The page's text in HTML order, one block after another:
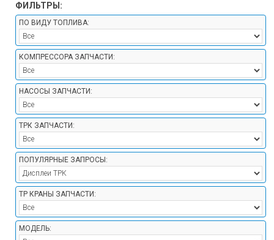
ФИЛЬТРЫ:
ПО ВИДУ ТОПЛИВА:
КОМПРЕССОРА ЗАПЧАСТИ:
НАСОСЫ ЗАПЧАСТИ:
ТРК ЗАПЧАСТИ:
ПОПУЛЯРНЫЕ ЗАПРОСЫ:
ТР КРАНЫ ЗАПЧАСТИ:
МОДЕЛЬ: